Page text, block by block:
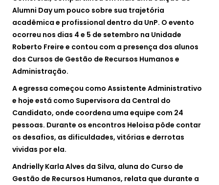
Alumni Day um pouco sobre sua trajetória
acadêmica e profissional dentro da UnP. O evento
ocorreu nos dias 4 e 5 de setembro na Unidade
Roberto Freire e contou com a presença dos alunos
dos Cursos de Gestão de Recursos Humanos e
Administração.
A egressa começou como Assistente Administrativo
e hoje está como Supervisora da Central do
Candidato, onde coordena uma equipe com 24
pessoas. Durante os encontros Heloisa pôde contar
os desafios, as dificuldades, vitórias e derrotas
vividas por ela.
Andrielly Karla Alves da Silva, aluna do Curso de
Gestão de Recursos Humanos, relata que durante a